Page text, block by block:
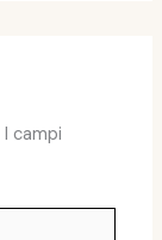
I campi